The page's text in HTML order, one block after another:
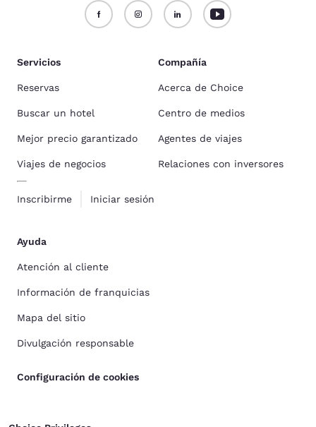
Servicios
Reservas
Buscar un hotel
Mejor precio garantizado
Viajes de negocios
Inscribirme Iniciar sesión
Compañía
Acerca de Choice
Centro de medios
Agentes de viajes
Relaciones con inversores
Ayuda
Atención al cliente
Información de franquicias
Mapa del sitio
Divulgación responsable
Configuración de cookies